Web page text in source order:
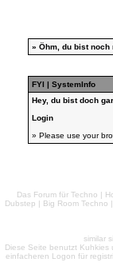
» Öhm, du bist noch
FYI | SystemInfo
Hey, du bist doch
Login
» Please use your
Das Forum für Techno |
Dubstep | Big Room Techno
similar
Diese Seite benutzt Kuhkies
einfacheren Logon für